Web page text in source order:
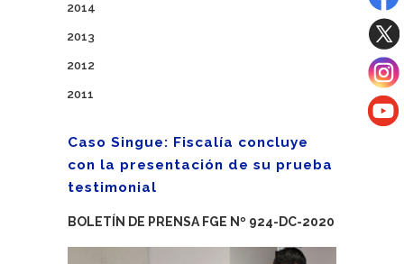
2014
2013
2012
2011
Caso Singue: Fiscalía concluye
con la presentación de su prueba
testimonial
BOLETÍN DE PRENSA FGE Nº 924-DC-2020